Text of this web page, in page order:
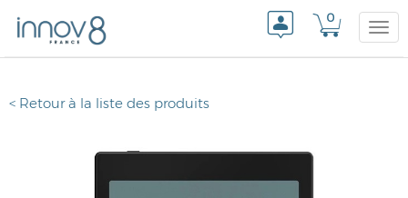
0
< Retour à la liste des produits